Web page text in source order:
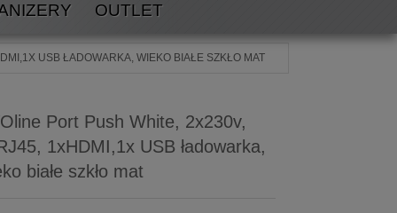
OUTLET
USB ŁADOWARKA, WIEKO BIAŁE SZKŁO MAT
Port Push White, 2x230v,
1xHDMI,1x USB ładowarka,
białe szkło mat